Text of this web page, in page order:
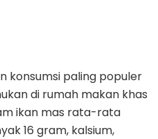
konsumsi paling populer
di rumah makan khas
ikan mas rata-rata
16 gram, kalsium,